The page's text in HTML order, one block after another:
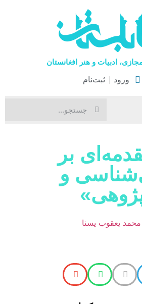
ادبیات و هنر افغانستان
ورود ثبت‌نام
بر
و
محمد یعقوب یسنا